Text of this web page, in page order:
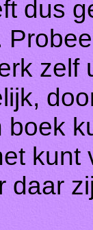
dus
zelf
kunt
daar